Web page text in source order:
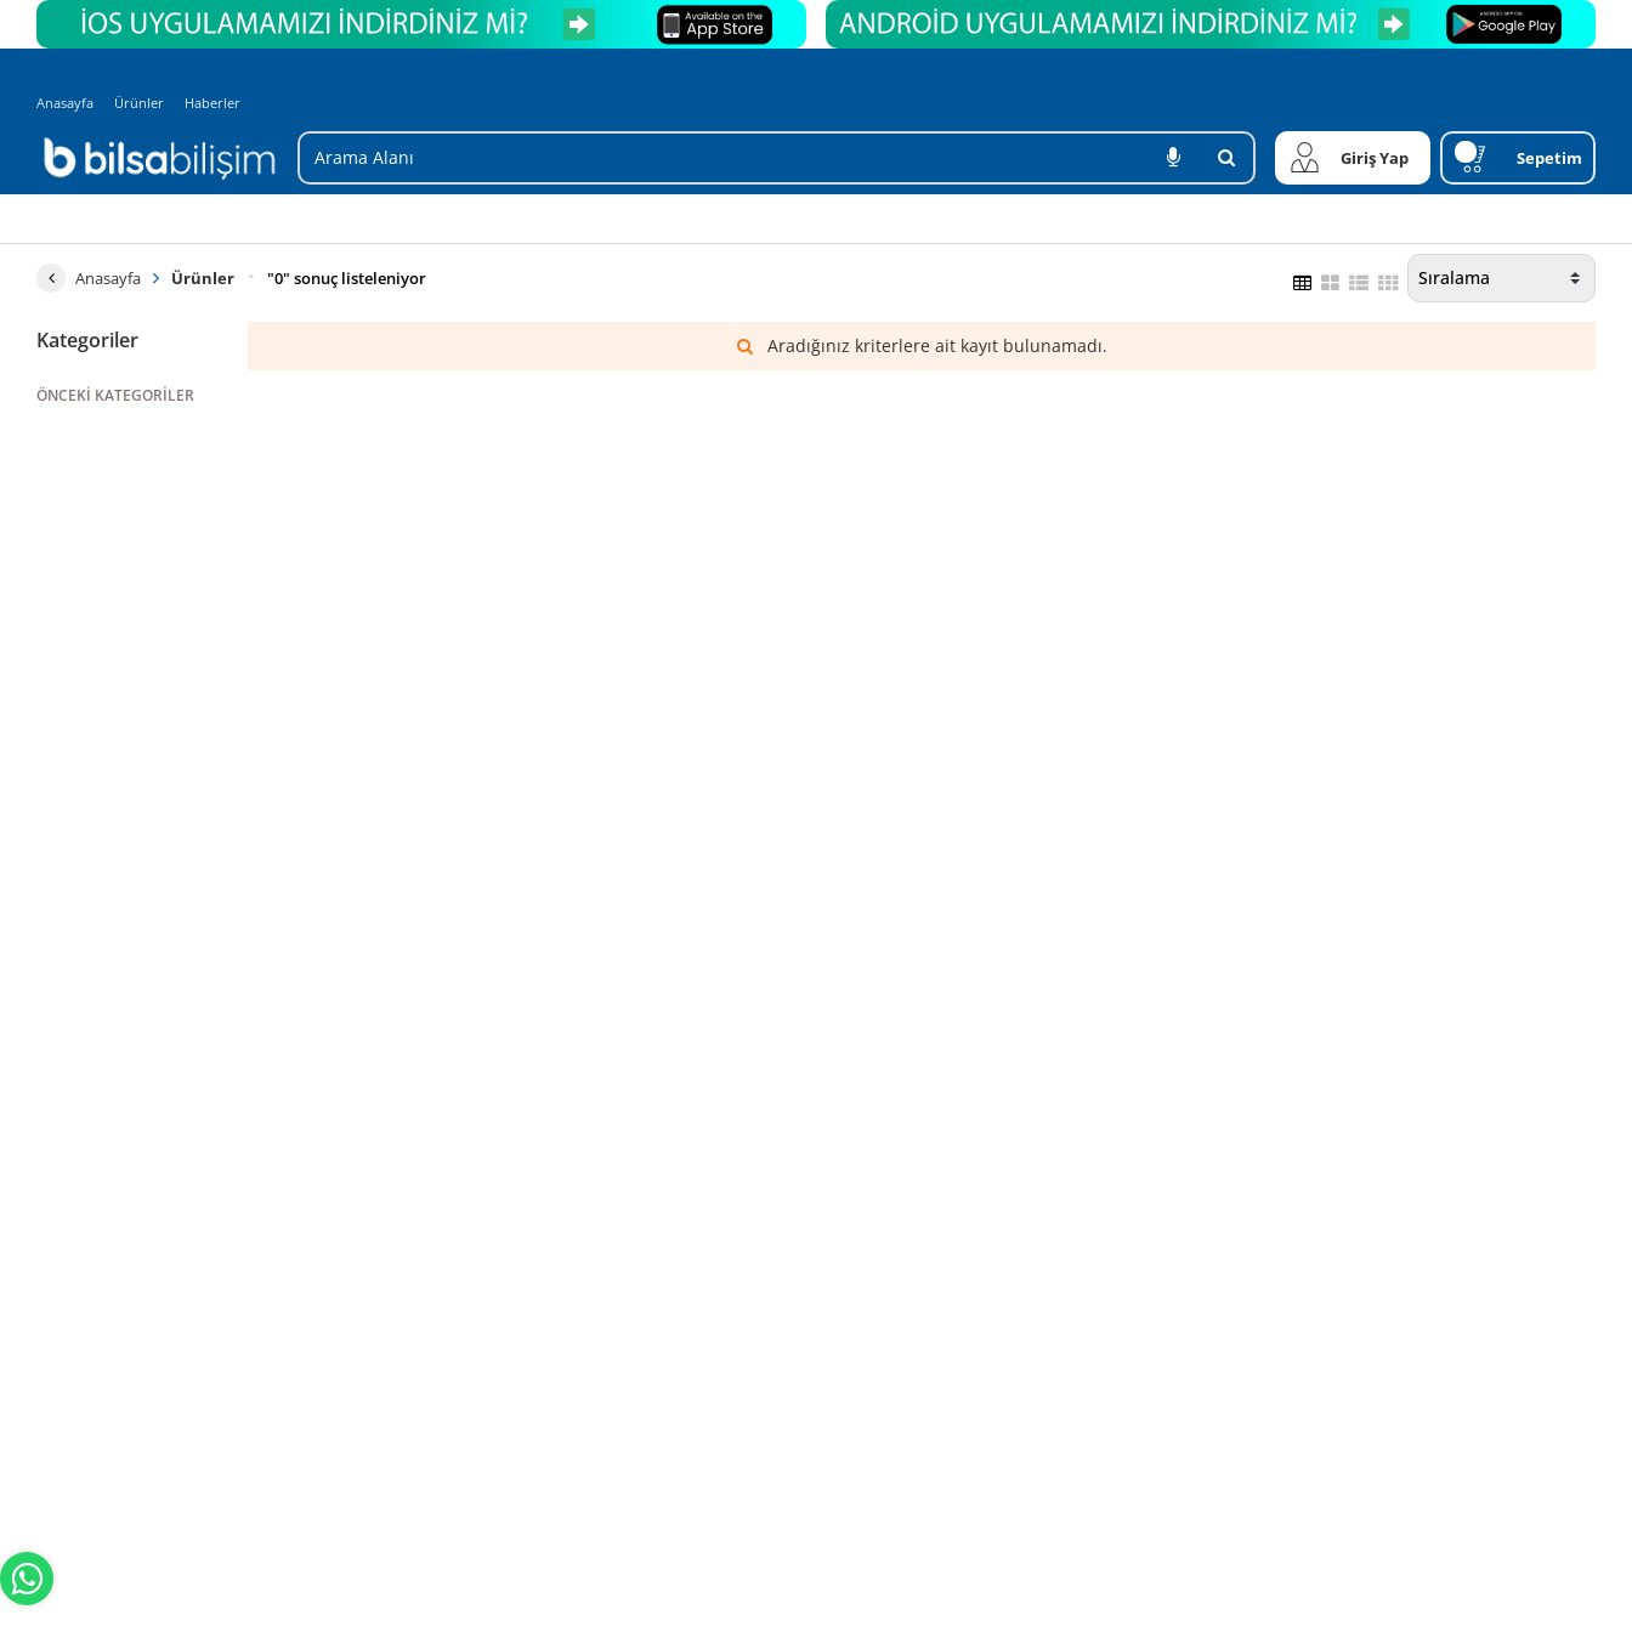
Anasayfa Ürünler Haberler
Giriş Yap Sepetim
Anasayfa Ürünler "0" sonuç listeleniyor
Kategoriler
ÖNCEKI KATEGORILER
Aradığınız kriterlere ait kayıt bulunamadı.